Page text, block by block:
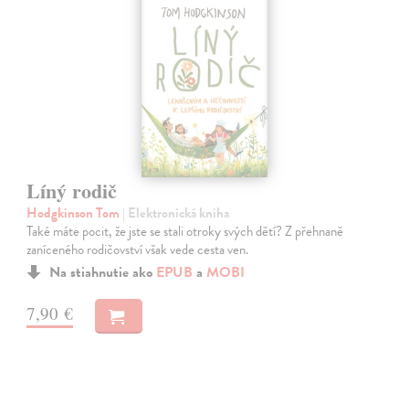
Líný rodič
Hodgkinson Tom | Elektronická kniha
Také máte pocit, že jste se stali otroky svých dětí? Z přehnaně
zaníceného rodičovství však vede cesta ven.
Na stiahnutie ako EPUB a MOBI
7,90 €